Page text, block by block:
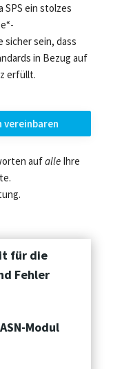
ein stolzes
sicher sein, dass
in Bezug auf
erfüllt.
aufalleIhre
für die
Fehler
Modul